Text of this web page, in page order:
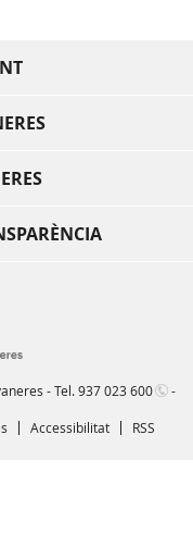
- Tel.937 023 600
-
Accessibilitat
RSS